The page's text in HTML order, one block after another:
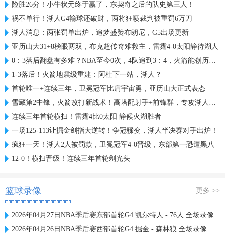
险胜26分！小牛状元终于赢了，东契奇之后的队史第三人！
祸不单行！湖人G4输球还破财，两将狂喷裁判被重罚6万刀
湖人消息：两张罚单出炉，追梦盛赞布朗尼，G5出场更新
亚历山大31+8榜眼两双，布克超传奇难救主，雷霆4-0太阳静待湖人
0：3落后翻盘有多难？NBA至今0次，4队追到3：4，火箭能创历史吗
1-3落后！火箭地震级重建：阿杜下一站，湖人？
首轮唯一+连续三年，卫冕冠军比肩宇宙勇，亚历山大正式表态
雪藏第2中锋，火箭改打新战术！高塔配射手+前锋群，专攻湖人软肋
连续三年首轮横扫！雷霆4比0太阳 静候火湖胜者
一场125-113让掘金剑指大逆转！争冠骤变，湖人半决赛对手出炉！
疯狂一天！湖人2人被罚款，卫冕冠军4-0晋级，东部第一恐遭黑八
12-0！横扫晋级！连续三年首轮剃光头
篮球录像 更多 >>
2026年04月27日NBA季后赛东部首轮G4 凯尔特人 - 76人 全场录像
2026年04月26日NBA季后赛西部首轮G4 掘金 - 森林狼 全场录像